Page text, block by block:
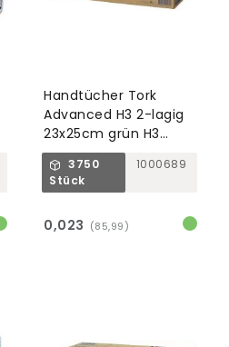
Handtücher Tork
Advanced H3 2-lagig
23x25cm grün H3
Advanced
3750
Stück
1000689
0,023 (85,99)